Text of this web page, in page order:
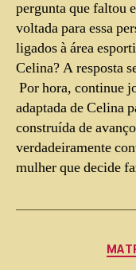
pergunta que faltou
voltada para essa
ligados à área
Celina? A resposta
Por hora, continue
adaptada de Celina
construída de
verdadeiramente
mulher que decide